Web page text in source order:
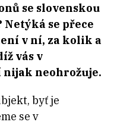
se slovenskou
se přece
v ní, za kolik a
vás v
neohrožuje.
byť je
se v